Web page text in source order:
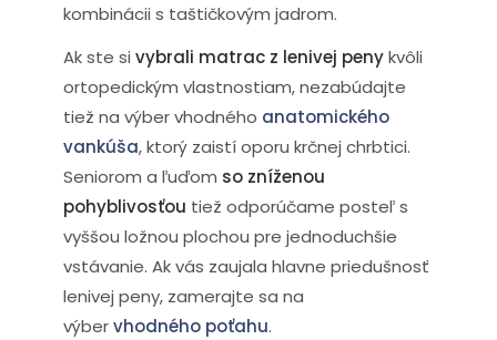
kombinácii s taštičkovým jadrom.
Ak ste si vybrali matrac z lenivej penykvôli
ortopedickým vlastnostiam, nezabúdajte
tiež na výber vhodného anatomického
vankúša, ktorý zaistí oporu krčnej chrbtici.
Seniorom a ľuďom so zníženou
pohyblivosťou tiež odporúčame posteľ s
vyššou ložnou plochou pre jednoduchšie
vstávanie. Ak vás zaujala hlavne priedušnosť
lenivej peny, zamerajte sa na
výbervhodného poťahu.